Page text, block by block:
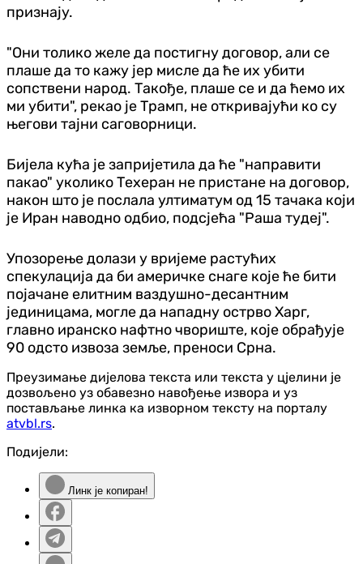
признају.
"Они толико желе да постигну договор, али се
плаше да то кажу јер мисле да ће их убити
сопствени народ. Такође, плаше се и да ћемо их
ми убити", рекао је Трамп, не откривајући ко су
његови тајни саговорници.
Бијела кућа је запријетила да ће "направити
пакао" уколико Техеран не пристане на договор,
након што је послала ултиматум од 15 тачака који
је Иран наводно одбио, подсјећа "Раша тудеј".
Упозорење долази у вријеме растућих
спекулација да би америчке снаге које ће бити
појачане елитним ваздушно-десантним
јединицама, могле да нападну острво Харг,
главно иранско нафтно чвориште, које обрађује
90 одсто извоза земље, преноси Срна.
Преузимање дијелова текста или текста у цјелини је
дозвољено уз обавезно навођење извора и уз
постављање линка ка изворном тексту на порталу
atvbl.rs.
Подијели:
Линк је копиран!